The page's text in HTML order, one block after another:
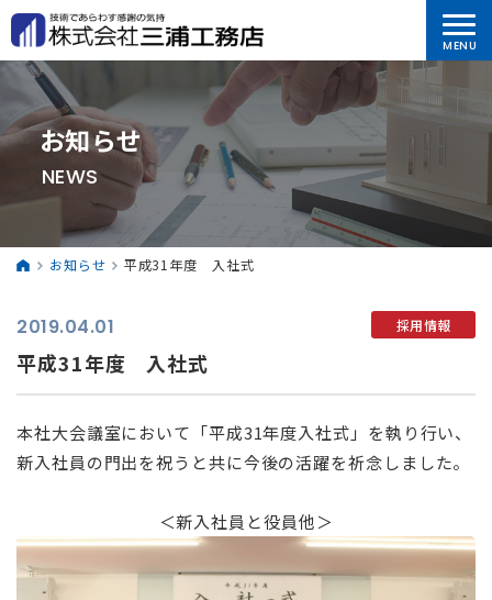
お知らせ
NEWS
お知らせ 平成31年度 入社式
2019.04.01 採用情報
平成31年度 入社式
本社大会議室において「平成31年度入社式」を執り行い、
新入社員の門出を祝うと共に今後の活躍を祈念しました。
＜新入社員と役員他＞